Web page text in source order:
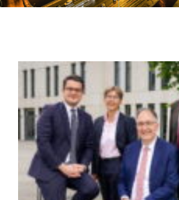
Zeige
grösseres
Bild